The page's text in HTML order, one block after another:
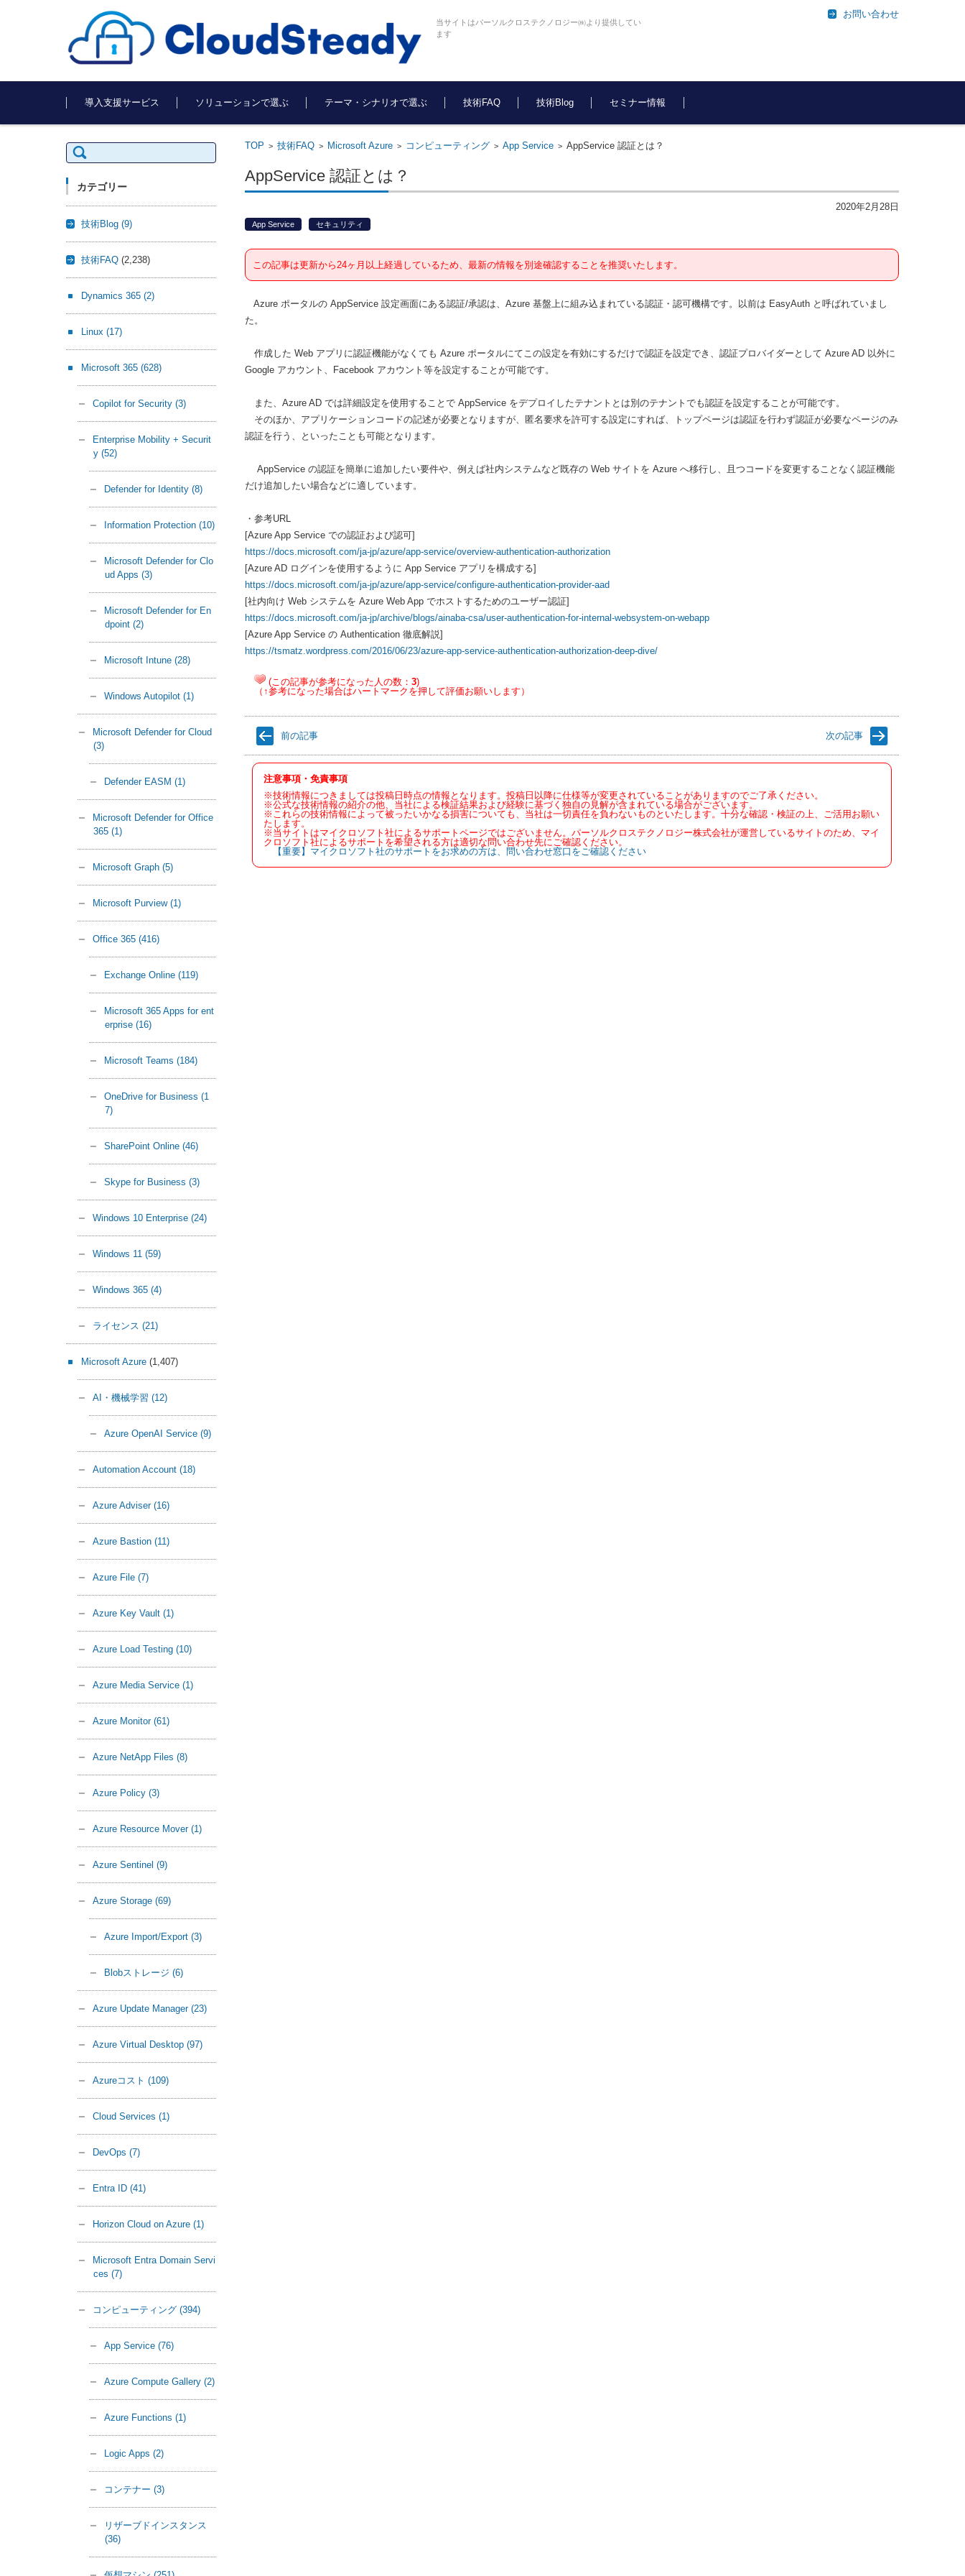
当サイトはパーソルクロステクノロジー㈱より提供してい
ます
お問い合わせ
コンテンツに移動
導入支援サービス
ソリューションで選ぶ テーマ・シナリオで選ぶ 技術FAQ 技術Blog セミナー情報
TOP > 技術FAQ> Microsoft Azure> コンピューティング > App Service> AppService 認証とは？
AppService 認証とは？
2020年2月28日
App Service セキュリティ
この記事は更新から24ヶ月以上経過しているため、最新の情報を別途確認することを推奨いたします。
Azure ポータルの AppService 設定画面にある認証/承認は、Azure 基盤上に組み込まれている認証・認可機構です。以前は EasyAuth と呼ばれていまし
た。
作成した Web アプリに認証機能がなくても Azure ポータルにてこの設定を有効にするだけで認証を設定でき、認証プロバイダーとして Azure AD 以外に
Google アカウント、Facebook アカウント等を設定することが可能です。
また、Azure AD では詳細設定を使用することで AppService をデプロイしたテナントとは別のテナントでも認証を設定することが可能です。
そのほか、アプリケーションコードの記述が必要となりますが、匿名要求を許可する設定にすれば、トップページは認証を行わず認証が必要なページのみ
認証を行う、といったことも可能となります。
AppService の認証を簡単に追加したい要件や、例えば社内システムなど既存の Web サイトを Azure へ移行し、且つコードを変更することなく認証機能
だけ追加したい場合などに適しています。
・参考URL
[Azure App Service での認証および認可]
https://docs.microsoft.com/ja-jp/azure/app-service/overview-authentication-authorization
[Azure AD ログインを使用するように App Service アプリを構成する]
https://docs.microsoft.com/ja-jp/azure/app-service/configure-authentication-provider-aad
[社内向け Web システムを Azure Web App でホストするためのユーザー認証]
https://docs.microsoft.com/ja-jp/archive/blogs/ainaba-csa/user-authentication-for-internal-websystem-on-webapp
[Azure App Service の Authentication 徹底解説]
https://tsmatz.wordpress.com/2016/06/23/azure-app-service-authentication-authorization-deep-dive/
(この記事が参考になった人の数： 3)
（↑参考になった場合はハートマークを押して評価お願いします）
前の記事 次の記事
注意事項・免責事項
※技術情報につきましては投稿日時点の情報となります。投稿日以降に仕様等が変更されていることがありますのでご了承ください。
※公式な技術情報の紹介の他、当社による検証結果および経験に基づく独自の見解が含まれている場合がございます。
※これらの技術情報によって被ったいかなる損害についても、当社は一切責任を負わないものといたします。十分な確認・検証の上、ご活用お願い
たします。
※当サイトはマイクロソフト社によるサポートページではございません。パーソルクロステクノロジー株式会社が運営しているサイトのため、マイ
クロソフト社によるサポートを希望される方は適切な問い合わせ先にご確認ください。
【重要】マイクロソフト社のサポートをお求めの方は、問い合わせ窓口をご確認ください
検
索:
カテゴリー
技術Blog (9)
技術FAQ (2,238)
Dynamics 365 (2)
Linux (17)
Microsoft 365 (628)
Copilot for Security (3)
Enterprise Mobility + Securit
y (52)
Defender for Identity (8)
Information Protection (10)
Microsoft Defender for Clo
ud Apps (3)
Microsoft Defender for En
dpoint (2)
Microsoft Intune (28)
Windows Autopilot (1)
Microsoft Defender for Cloud
(3)
Defender EASM (1)
Microsoft Defender for Office
365 (1)
Microsoft Graph (5)
Microsoft Purview (1)
Office 365 (416)
Exchange Online (119)
Microsoft 365 Apps for ent
erprise (16)
Microsoft Teams (184)
OneDrive for Business (1
7)
SharePoint Online (46)
Skype for Business (3)
Windows 10 Enterprise (24)
Windows 11 (59)
Windows 365 (4)
ライセンス (21)
Microsoft Azure (1,407)
AI・機械学習 (12)
Azure OpenAI Service (9)
Automation Account (18)
Azure Adviser (16)
Azure Bastion (11)
Azure File (7)
Azure Key Vault (1)
Azure Load Testing (10)
Azure Media Service (1)
Azure Monitor (61)
Azure NetApp Files (8)
Azure Policy (3)
Azure Resource Mover (1)
Azure Sentinel (9)
Azure Storage (69)
Azure Import/Export (3)
Blobストレージ (6)
Azure Update Manager (23)
Azure Virtual Desktop (97)
Azureコスト (109)
Cloud Services (1)
DevOps (7)
Entra ID (41)
Horizon Cloud on Azure (1)
Microsoft Entra Domain Servi
ces (7)
コンピューティング (394)
App Service (76)
Azure Compute Gallery (2)
Azure Functions (1)
Logic Apps (2)
コンテナー (3)
リザーブドインスタンス
(36)